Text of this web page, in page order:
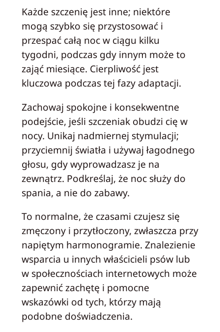
Każde szczenię jest inne; niektóre
mogą szybko się przystosować i
przespać całą noc w ciągu kilku
tygodni, podczas gdy innym może to
zająć miesiące. Cierpliwość jest
kluczowa podczas tej fazy adaptacji.
Zachowaj spokojne i konsekwentne
podejście, jeśli szczeniak obudzi cię w
nocy. Unikaj nadmiernej stymulacji;
przyciemnij światła i używaj łagodnego
głosu, gdy wyprowadzasz je na
zewnątrz. Podkreślaj, że noc służy do
spania, a nie do zabawy.
To normalne, że czasami czujesz się
zmęczony i przytłoczony, zwłaszcza przy
napiętym harmonogramie. Znalezienie
wsparcia u innych właścicieli psów lub
w społecznościach internetowych może
zapewnić zachętę i pomocne
wskazówki od tych, którzy mają
podobne doświadczenia.